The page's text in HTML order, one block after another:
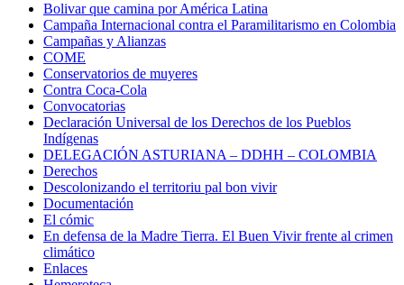
Bolivar que camina por América Latina
Campaña Internacional contra el Paramilitarismo en Colombia
Campañas y Alianzas
COME
Conservatorios de muyeres
Contra Coca-Cola
Convocatorias
Declaración Universal de los Derechos de los Pueblos
Indígenas
DELEGACIÓN ASTURIANA – DDHH – COLOMBIA
Derechos
Descolonizando el territoriu pal bon vivir
Documentación
El cómic
En defensa de la Madre Tierra. El Buen Vivir frente al crimen
climático
Enlaces